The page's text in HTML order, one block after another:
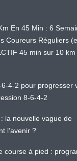
En 45 Min : 6
Coureurs Réguliers
45 min sur 10 km
4-2 pour progresser
8-6-4-2
la nouvelle vague de
l’avenir ?
course à pied :